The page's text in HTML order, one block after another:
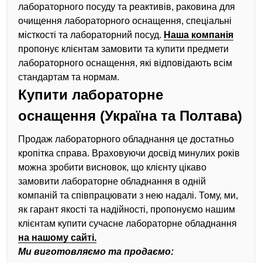
лабораторного посуду та реактивів, раковина для
очищення лабораторного оснащення, спеціальні
місткості та лабораторний посуд. Наша компанія
пропонує клієнтам замовити та купити предмети
лабораторного оснащення, які відповідають всім
стандартам та нормам.
Купити лабораторне
оснащення (Україна та Полтава)
Продаж лабораторного обладнання це достатньо
кропітка справа. Враховуючи досвід минулих років
можна зробити висновок, що клієнту цікаво
замовити лабораторне обладнання в одній
компаній та співпрацювати з нею надалі. Тому, ми,
як гарант якості та надійності, пропонуємо нашим
клієнтам купити сучасне лабораторне обладнання
на нашому сайті.
Ми виготовляємо та продаємо: